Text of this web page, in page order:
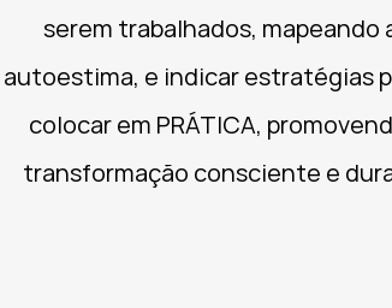
serem trabalhados, mapeando
autoestima, e indicar estratégias
colocar em PRÁTICA,
transformação consciente e